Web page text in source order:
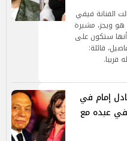
الفنانة فيفي
هو ويجز، مشيرة
ستكون على
قائلة:
قريبا.
إمام في
عبده مع